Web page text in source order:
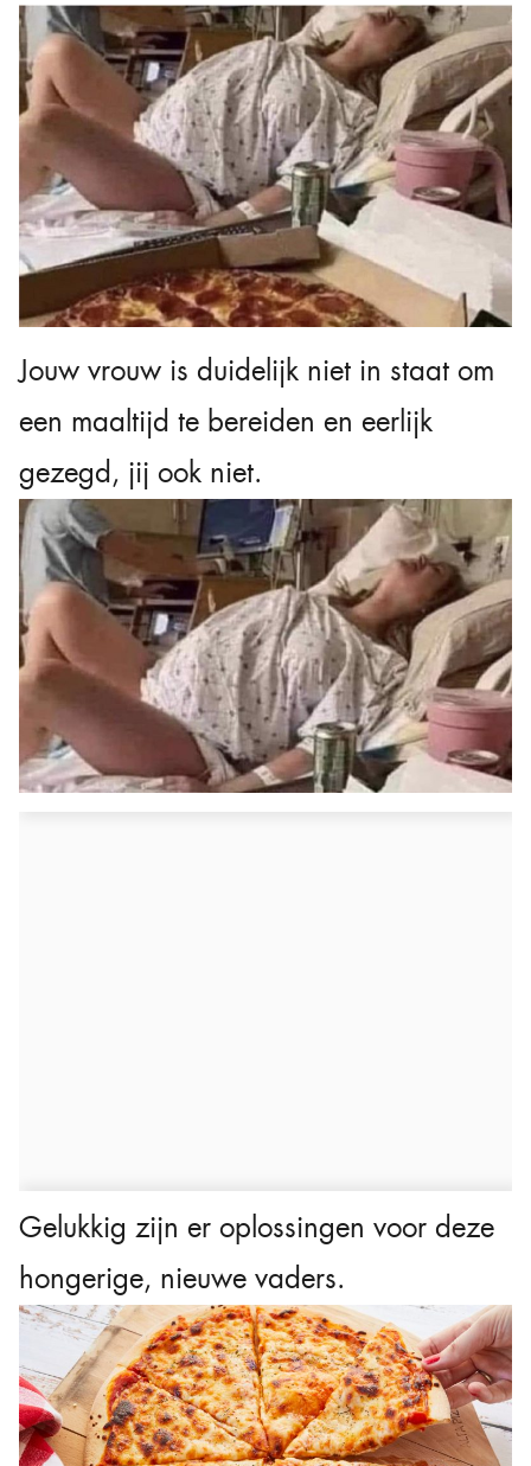
Jouw vrouw is duidelijk niet in staat om
een maaltijd te bereiden en eerlijk
gezegd, jij ook niet.
Gelukkig zijn er oplossingen voor deze
hongerige, nieuwe vaders.